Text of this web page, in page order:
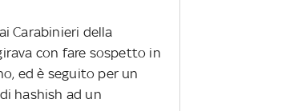
Carabinieri della
con fare sospetto in
ed è seguito per un
hashish ad un